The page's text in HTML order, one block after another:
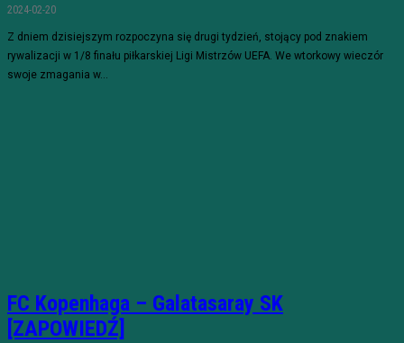
2024-02-20
Z dniem dzisiejszym rozpoczyna się drugi tydzień, stojący pod znakiem
rywalizacji w 1/8 finału piłkarskiej Ligi Mistrzów UEFA. We wtorkowy wieczór
swoje zmagania w...
FC Kopenhaga – Galatasaray SK
[ZAPOWIEDŹ]